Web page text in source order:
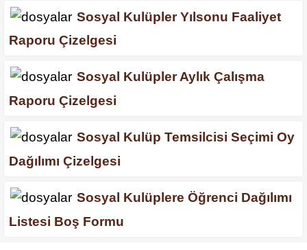
Sosyal Kulüpler Yılsonu Faaliyet
Raporu Çizelgesi
Sosyal Kulüpler Aylık Çalışma
Raporu Çizelgesi
Sosyal Kulüp Temsilcisi Seçimi Oy
Dağılımı Çizelgesi
Sosyal Kulüplere Öğrenci Dağılımı
Listesi Boş Formu